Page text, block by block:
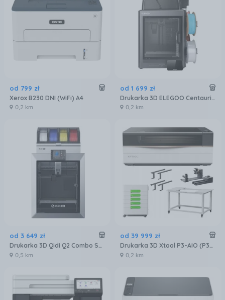
od 799 zł
Xerox B230 DNI (WiFi) A4
0,2 km
od 1 699 zł
Drukarka 3D ELEGOO Centauri Carbon 2 Combo (50.201.023300)
0,2 km
od 3 649 zł
Drukarka 3D Qidi Q2 Combo Szary (Q2COMBO)
0,5 km
od 39 999 zł
Drukarka 3D Xtool P3-AIO (P3AIO)
0,2 km